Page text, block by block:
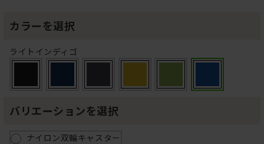
カラーを選択
ライトインディゴ
バリエーションを選択
ナイロン双輪キャスター